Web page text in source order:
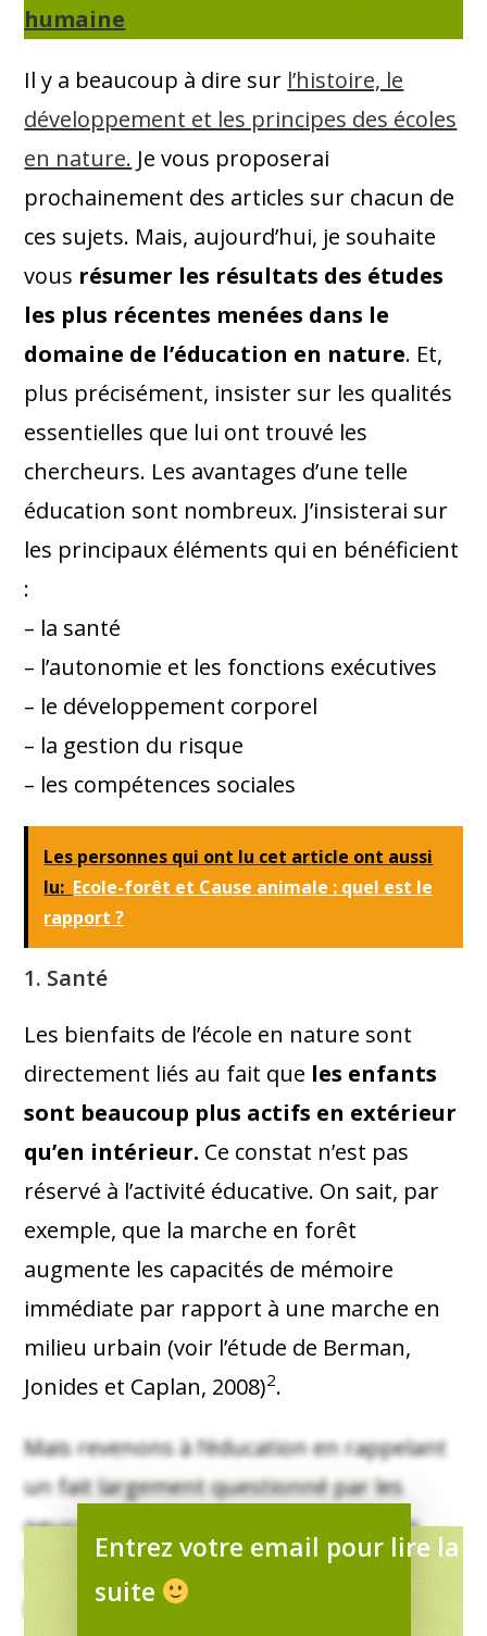
humaine
Il y a beaucoup à dire sur l’histoire, le
développement et les principes des écoles
en nature. Je vous proposerai
prochainement des articles sur chacun de
ces sujets. Mais, aujourd’hui, je souhaite
vous résumer les résultats des études
les plus récentes menées dans le
domaine de l’éducation en nature. Et,
plus précisément, insister sur les qualités
essentielles que lui ont trouvé les
chercheurs. Les avantages d’une telle
éducation sont nombreux. J’insisterai sur
les principaux éléments qui en bénéficient
:
– la santé
– l’autonomie et les fonctions exécutives
– le développement corporel
– la gestion du risque
– les compétences sociales
Les personnes qui ont lu cet article ont aussi
lu: Ecole-forêt et Cause animale : quel est le
rapport ?
1. Santé
Les bienfaits de l’école en nature sont
directement liés au fait que les enfants
sont beaucoup plus actifs en extérieur
qu’en intérieur. Ce constat n’est pas
réservé à l’activité éducative. On sait, par
exemple, que la marche en forêt
augmente les capacités de mémoire
immédiate par rapport à une marche en
milieu urbain (voir l’étude de Berman,
Jonides et Caplan, 2008)2.
Entrez votre email pour lire la
suite
Mais revenons à l’éducation en rappelant
un fait largement questionné par les
neuro-pédagogues : pourquoi faire en
sorte qu’un enfant apprenne à marcher
pour ensuite lui demander de rester assis